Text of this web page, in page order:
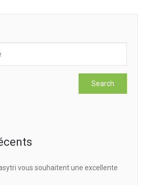
vous souhaitent une excellente